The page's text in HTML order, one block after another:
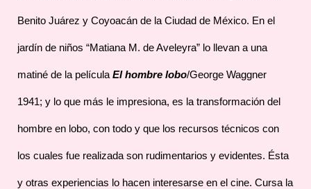
Benito Juárez y Coyoacán de la Ciudad de México. En el
jardín de niños “Matiana M. de Aveleyra” lo llevan a una
matiné de la película El hombre lobo/George Waggner
1941; y lo que más le impresiona, es la transformación del
hombre en lobo, con todo y que los recursos técnicos con
los cuales fue realizada son rudimentarios y evidentes. Ésta
y otras experiencias lo hacen interesarse en el cine. Cursa la